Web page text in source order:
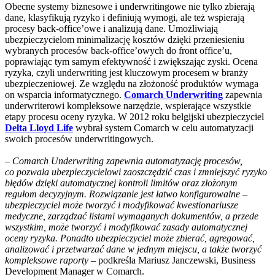
Obecne systemy biznesowe i underwritingowe nie tylko zbierają
dane, klasyfikują ryzyko i definiują wymogi, ale też wspierają
procesy back-office’owe i analizują dane. Umożliwiają
ubezpieczycielom minimalizację kosztów dzięki przeniesieniu
wybranych procesów back-office’owych do front office’u,
poprawiając tym samym efektywność i zwiększając zyski. Ocena
ryzyka, czyli underwriting jest kluczowym procesem w branży
ubezpieczeniowej. Ze względu na złożoność produktów wymaga
on wsparcia informatycznego. Comarch Underwriting zapewnia
underwriterowi kompleksowe narzędzie, wspierające wszystkie
etapy procesu oceny ryzyka. W 2012 roku belgijski ubezpieczyciel
Delta Lloyd Life wybrał system Comarch w celu automatyzacji
swoich procesów underwritingowych.
– Comarch Underwriting zapewnia automatyzację procesów,
co pozwala ubezpieczycielowi zaoszczędzić czas i zmniejszyć ryzyko
błędów dzięki automatycznej kontroli limitów oraz złożonym
regułom decyzyjnym. Rozwiązanie jest łatwo konfigurowalne –
ubezpieczyciel może tworzyć i modyfikować kwestionariusze
medyczne, zarządzać listami wymaganych dokumentów, a przede
wszystkim, może tworzyć i modyfikować zasady automatycznej
oceny ryzyka. Ponadto ubezpieczyciel może zbierać, agregować,
analizować i przetwarzać dane w jednym miejscu, a także tworzyć
kompleksowe raporty – podkreśla Mariusz Janczewski, Business
Development Manager w Comarch.